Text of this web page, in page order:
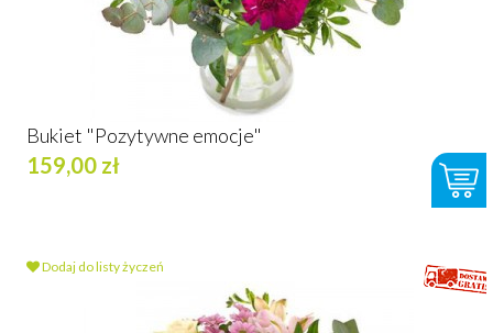
Bukiet "Pozytywne emocje"
159,00 zł
Dodaj do listy życzeń